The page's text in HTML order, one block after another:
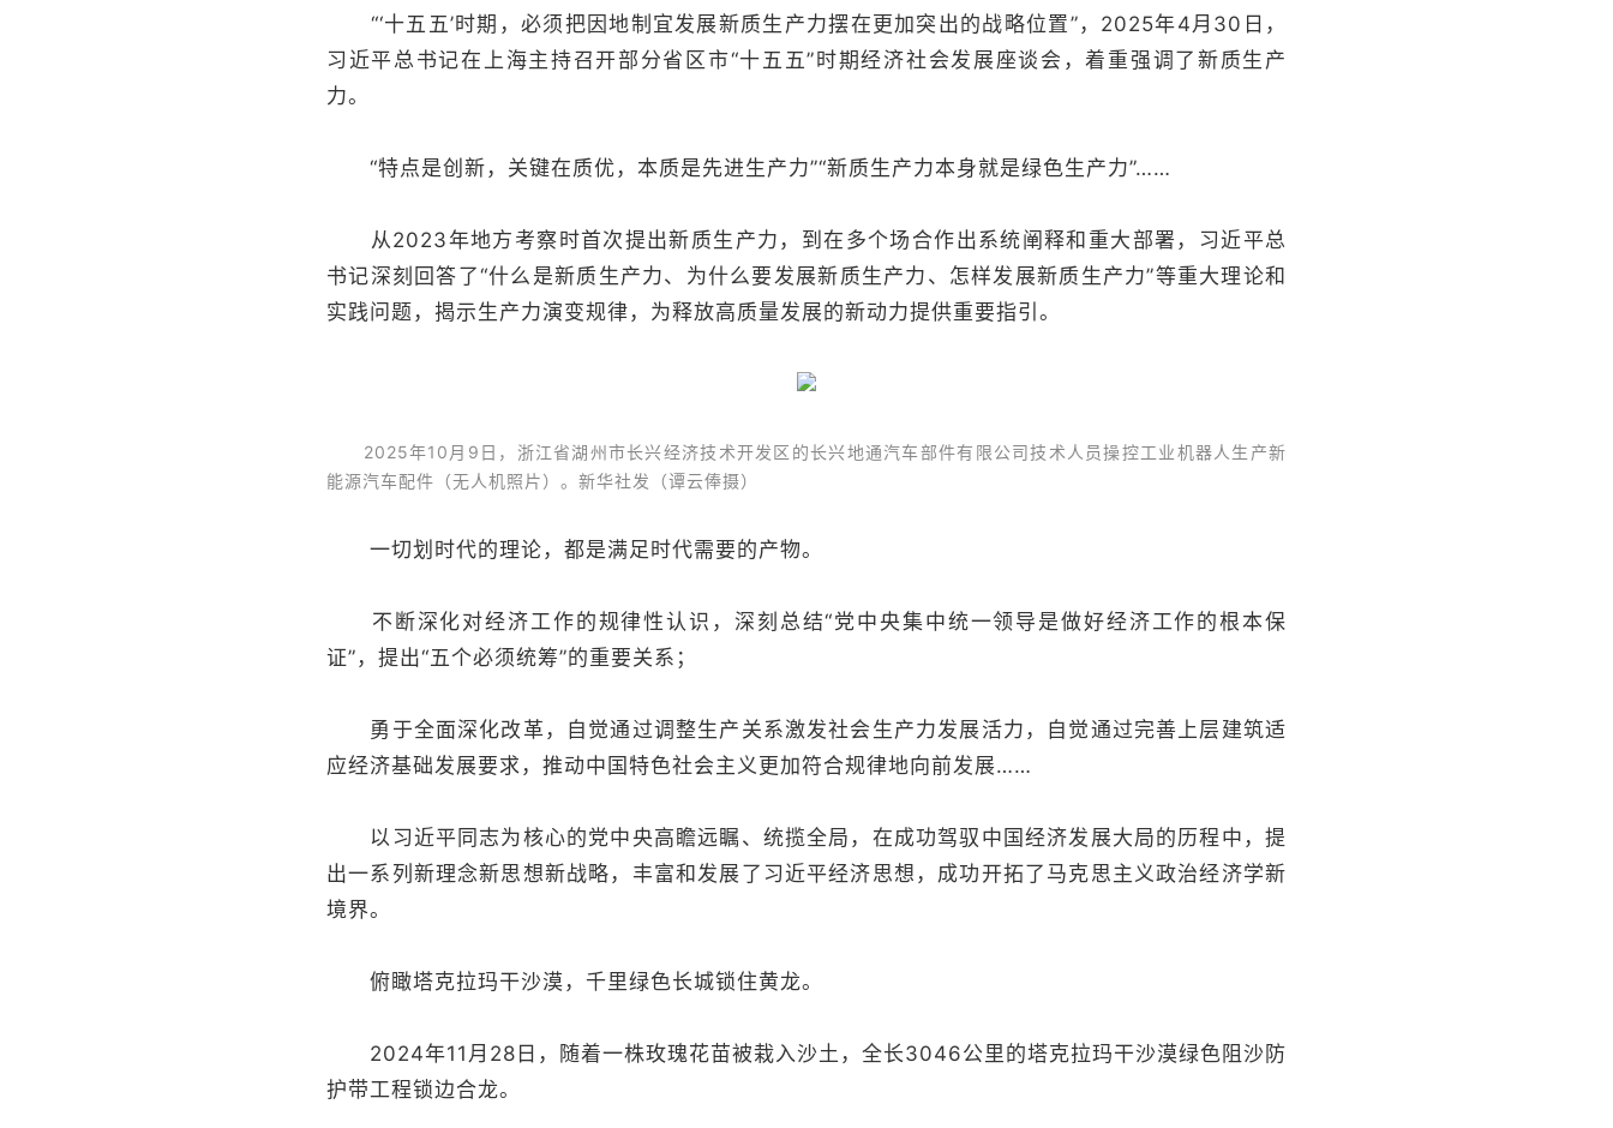
“‘十五五’时期，必须把因地制宜发展新质生产力摆在更加突出的战略位置”，2025年4月30日，
习近平总书记在上海主持召开部分省区市“十五五”时期经济社会发展座谈会，着重强调了新质生产
力。
“特点是创新，关键在质优，本质是先进生产力”“新质生产力本身就是绿色生产力”……
从2023年地方考察时首次提出新质生产力，到在多个场合作出系统阐释和重大部署，习近平总
书记深刻回答了“什么是新质生产力、为什么要发展新质生产力、怎样发展新质生产力”等重大理论和
实践问题，揭示生产力演变规律，为释放高质量发展的新动力提供重要指引。
2025年10月9日，浙江省湖州市长兴经济技术开发区的长兴地通汽车部件有限公司技术人员操控工业机器人生产新
能源汽车配件（无人机照片）。新华社发（谭云俸摄）
一切划时代的理论，都是满足时代需要的产物。
不断深化对经济工作的规律性认识，深刻总结“党中央集中统一领导是做好经济工作的根本保
证”，提出“五个必须统筹”的重要关系；
勇于全面深化改革，自觉通过调整生产关系激发社会生产力发展活力，自觉通过完善上层建筑适
应经济基础发展要求，推动中国特色社会主义更加符合规律地向前发展……
以习近平同志为核心的党中央高瞻远瞩、统揽全局，在成功驾驭中国经济发展大局的历程中，提
出一系列新理念新思想新战略，丰富和发展了习近平经济思想，成功开拓了马克思主义政治经济学新
境界。
俯瞰塔克拉玛干沙漠，千里绿色长城锁住黄龙。
2024年11月28日，随着一株玫瑰花苗被栽入沙土，全长3046公里的塔克拉玛干沙漠绿色阻沙防
护带工程锁边合龙。